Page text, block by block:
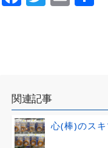
関連記事
心(棒)のス